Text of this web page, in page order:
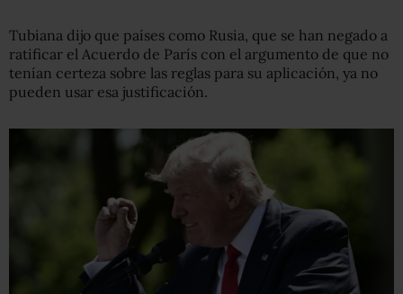
Tubiana dijo que países como Rusia, que se han negado a
ratificar el Acuerdo de París con el argumento de que no
tenían certeza sobre las reglas para su aplicación, ya no
pueden usar esa justificación.